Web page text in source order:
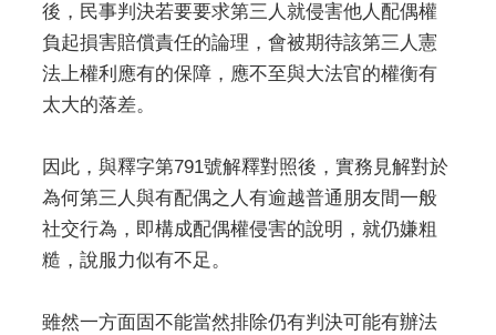
後，民事判決若要要求第三人就侵害他人配偶權
負起損害賠償責任的論理，會被期待該第三人憲
法上權利應有的保障，應不至與大法官的權衡有
太大的落差。
因此，與釋字第791號解釋對照後，實務見解對於
為何第三人與有配偶之人有逾越普通朋友間一般
社交行為，即構成配偶權侵害的說明，就仍嫌粗
糙，說服力似有不足。
雖然一方面固不能當然排除仍有判決可能有辦法